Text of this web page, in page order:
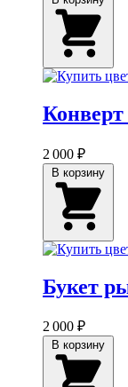
2 000 ₽
Букет
2 000 ₽